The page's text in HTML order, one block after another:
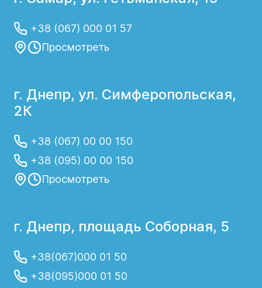
+38 (067) 000 01 57
Просмотреть
г. Днепр, ул. Симферопольская,
2К
+38 (067) 00 00 150
+38 (095) 00 00 150
Просмотреть
г. Днепр, площадь Соборная, 5
+38(067)000 01 50
+38(095)000 01 50